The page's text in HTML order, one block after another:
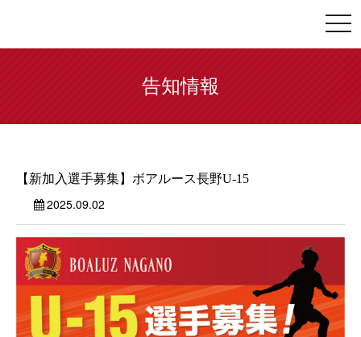
告知情報
【新加入選手募集】ボアルース長野U-15
2025.09.02